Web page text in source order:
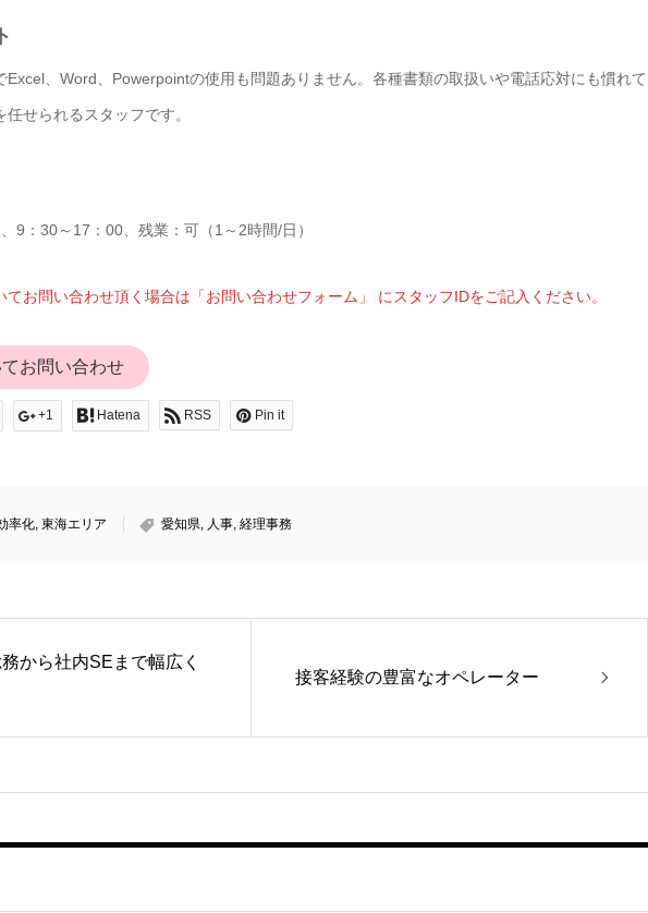
Excel、Word、Powerpointの使用も問題ありません。各種書類の取扱いや電話応対にも慣れて
せられるスタッフです。
9：30～17：00、残業：可（1～2時間/日）
お問い合わせ頂く場合は「お問い合わせフォーム」 にスタッフIDをご記入ください。
お問い合わせ
+1 Hatena RSS Pin it
率化 東海エリア 愛知県 人事 経理事務
から社内SEまで幅広く
接客経験の豊富なオペレーター